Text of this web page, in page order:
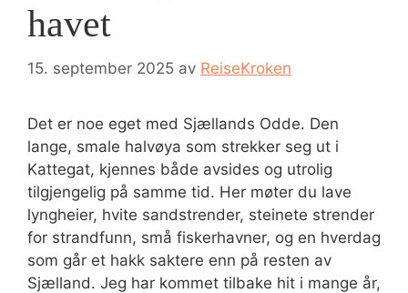
havet
15. september 2025 av ReiseKroken
Det er noe eget med Sjællands Odde. Den
lange, smale halvøya som strekker seg ut i
Kattegat, kjennes både avsides og utrolig
tilgjengelig på samme tid. Her møter du lave
lyngheier, hvite sandstrender, steinete strender
for strandfunn, små fiskerhavner, og en hverdag
som går et hakk saktere enn på resten av
Sjælland. Jeg har kommet tilbake hit i mange år,